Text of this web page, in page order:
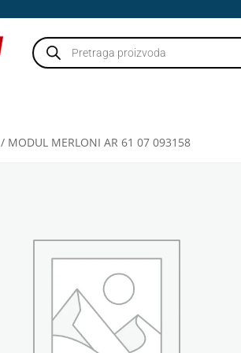
Products
search
/ MODUL MERLONI AR 61 07 093158